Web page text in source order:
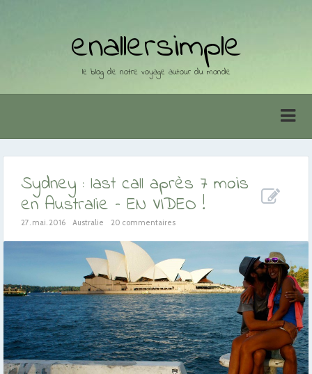
enallersimple
le blog de notre voyage autour du monde
Sydney : last call après 7 mois
en Australie – EN VIDEO !
27. mai. 2016 Australie 20 commentaires